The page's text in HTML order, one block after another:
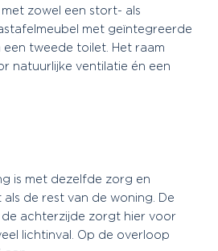
zowel een stort- als
met geïntegreerde
tweede toilet. Het raam
natuurlijke ventilatie én een
is met dezelfde zorg en
de rest van de woning. De
achterzijde zorgt hier voor
lichtinval. Op de overloop